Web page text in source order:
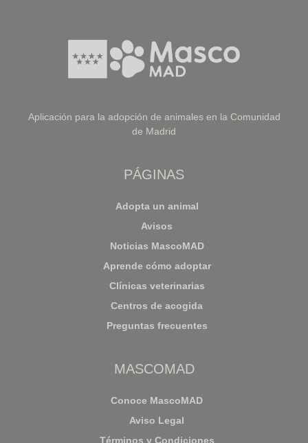
Aplicación para la adopción de animales en la Comunidad
de Madrid
PÁGINAS
Adopta un animal
Avisos
Noticias MascoMAD
Aprende cómo adoptar
Clínicas veterinarias
Centros de acogida
Preguntas frecuentes
MASCOMAD
Conoce MascoMAD
Aviso Legal
Términos y Condiciones